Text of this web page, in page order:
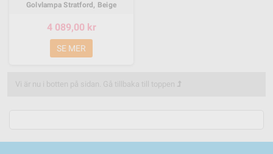
Golvlampa Stratford, Beige
4 089,00 kr
SE MER
Vi är nu i botten på sidan. Gå tillbaka till toppen